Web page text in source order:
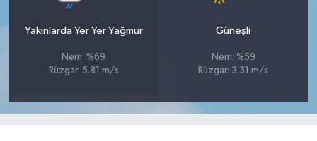
Yakınlarda Yer Yer Yağmur
Nem: %69
Rüzgar: 5.81 m/s
Güneşli
Nem: %59
Rüzgar: 3.31 m/s